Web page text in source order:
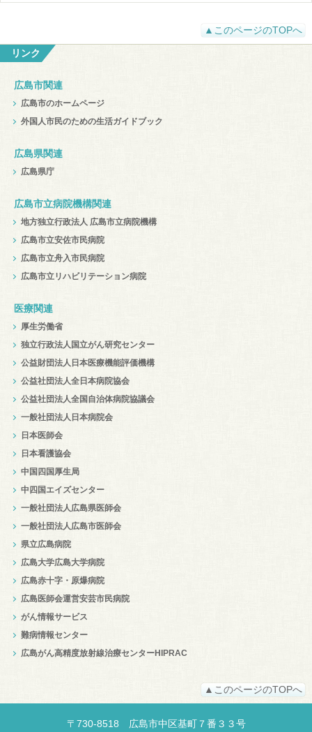
▲このページのTOPへ
リンク
広島市関連
広島市のホームページ
外国人市民のための生活ガイドブック
広島県関連
広島県庁
広島市立病院機構関連
地方独立行政法人 広島市立病院機構
広島市立安佐市民病院
広島市立舟入市民病院
広島市立リハビリテーション病院
医療関連
厚生労働省
独立行政法人国立がん研究センター
公益財団法人日本医療機能評価機構
公益社団法人全日本病院協会
公益社団法人全国自治体病院協議会
一般社団法人日本病院会
日本医師会
日本看護協会
中国四国厚生局
中四国エイズセンター
一般社団法人広島県医師会
一般社団法人広島市医師会
県立広島病院
広島大学広島大学病院
広島赤十字・原爆病院
広島医師会運営安芸市民病院
がん情報サービス
難病情報センター
広島がん高精度放射線治療センターHIPRAC
▲このページのTOPへ
〒 730-8518 広島市中区基町７番３３号